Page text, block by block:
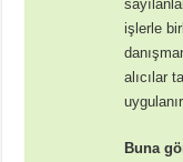
işlerle
alıcılar
Buna